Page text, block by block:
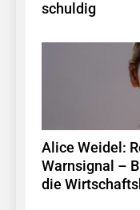
schuldig
Alice Weidel:
Warnsignal –
die